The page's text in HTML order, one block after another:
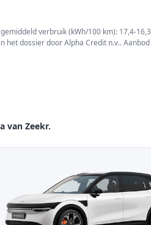
verbruik (kWh/100 km): 17,4-16,3
het dossier door Alpha Credit n.v.. Aanbod
van Zeekr.